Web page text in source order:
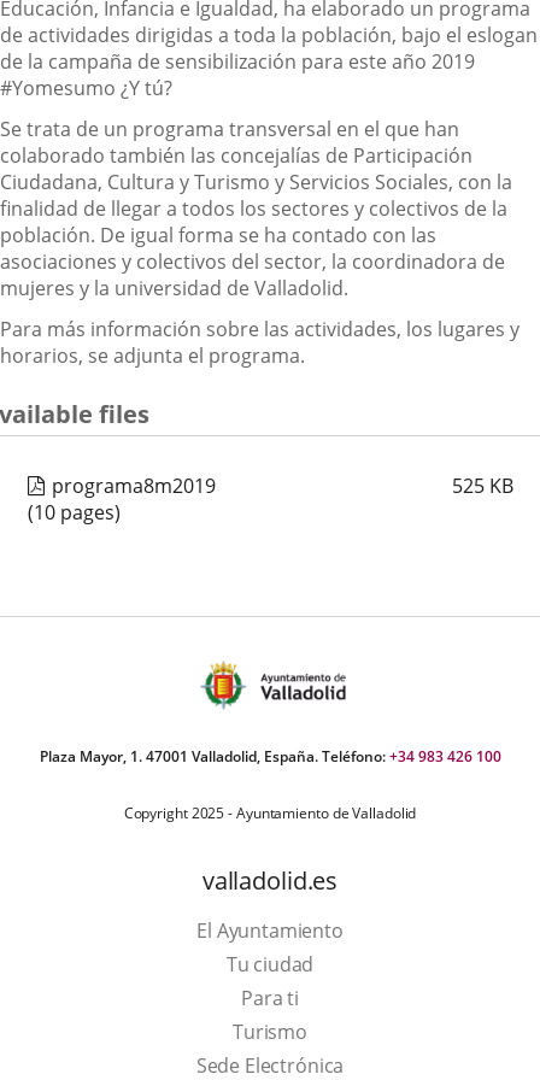
Educación, Infancia e Igualdad, ha elaborado un programa
de actividades dirigidas a toda la población, bajo el eslogan
de la campaña de sensibilización para este año 2019
#Yomesumo ¿Y tú?
Se trata de un programa transversal en el que han
colaborado también las concejalías de Participación
Ciudadana, Cultura y Turismo y Servicios Sociales, con la
finalidad de llegar a todos los sectores y colectivos de la
población. De igual forma se ha contado con las
asociaciones y colectivos del sector, la coordinadora de
mujeres y la universidad de Valladolid.
Para más información sobre las actividades, los lugares y
horarios, se adjunta el programa.
files
programa8m2019 525 KB
(10 pages)
Plaza Mayor, 1. 47001 Valladolid, España. Teléfono:+34 983 426 100
Copyright 2025 - Ayuntamiento de Valladolid
valladolid.es
El Ayuntamiento
Tu ciudad
Para ti
TurismoThis
link
Sede Electrónica